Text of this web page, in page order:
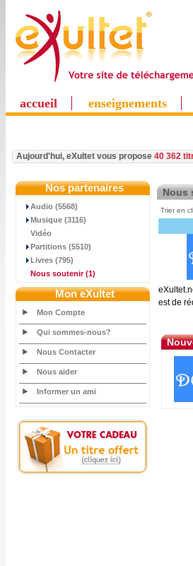
accueil enseignements
Aujourd'hui, eXultet vous propose 40 362
Nos partenaires
Audio (5568)
Musique (3116)
Vidéo
Partitions (5510)
Livres (795)
Nous soutenir(1)
Mon eXultet
Mon Compte
Qui sommes-nous?
Nous Contacter
Nous aider
Informer un ami
Nous
Trier en
est de